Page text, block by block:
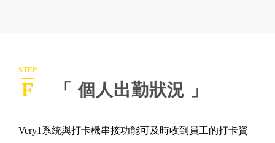
STEP
F 「 個人出勤狀況 」
Very1系統與打卡機串接功能可及時收到員工的打卡資